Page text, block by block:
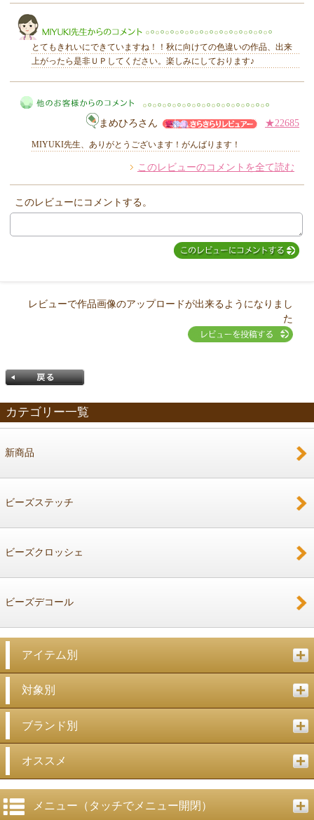
MIYUKI先生からのコメント
とてもきれいにできていますね！！秋に向けての色違いの作品、出来
上がったら是非ＵＰしてください。楽しみにしております♪
他のお客様からのコメント
まめひろさん ★22685
MIYUKI先生、ありがとうございます！がんばります！
このレビューのコメントを全て読む
このレビューにコメントする。
レビューで作品画像のアップロードが出来るようになりまし
た
カテゴリー一覧
新商品
ビーズステッチ
ビーズクロッシェ
ビーズデコール
アイテム別
対象別
ブランド別
オススメ
メニュー（タッチでメニュー開閉）